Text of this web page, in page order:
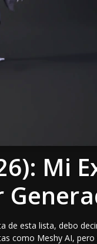
Mi
de esta lista, debo
como Meshy AI,